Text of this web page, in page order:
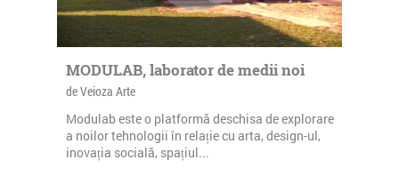
MODULAB, laborator de medii noi
de Veioza Arte
Modulab este o platformă deschisa de explorare
a noilor tehnologii în relație cu arta, design-ul,
inovația socială, spațiul...